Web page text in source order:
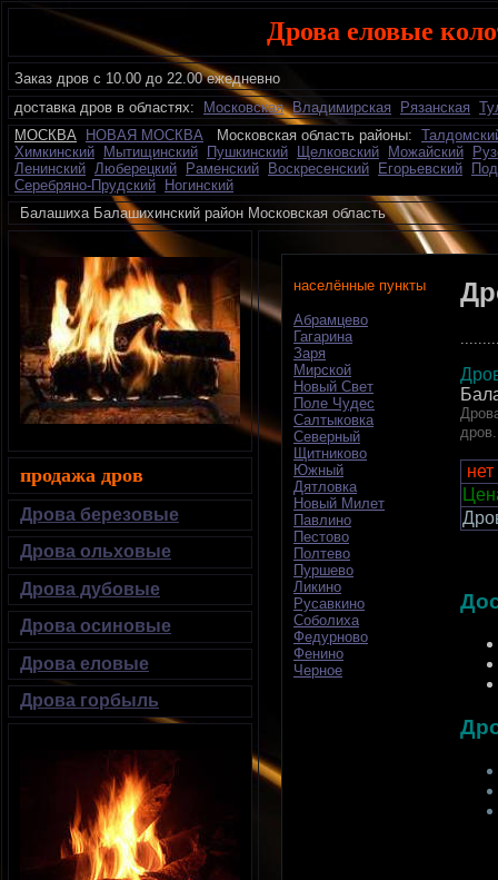
Дрова еловые
Заказ дров с 10.00 до 22.00 ежедневно
доставка дров в областях:
Московская Владимирская Рязанская
МОСКВА
НОВАЯ МОСКВА Московская область районы:
Химкинский
Мытищинский Пушкинский Щелковский Можайский
Ленинский Люберецкий Раменский Воскресенский Егорьевский
Серебряно-Прудский
Ногинский
Балашиха Балашихинский район Московская
населённые пункты
Абрамцево
Гагарина
Заря
Мирской
Новый Свет
Поле Чудес
Салтыковка
Северный
Щитниково
Южный
Дятловка
Новый Милет
Павлино
Пестово
Полтево
Пуршево
Ликино
Русавкино
Соболиха
Федурново
Фенино
Черное
продажа дров
Дрова березовые
Дрова ольховые
Дрова дубовые
Дрова осиновые
Дрова еловые
Дрова горбыль